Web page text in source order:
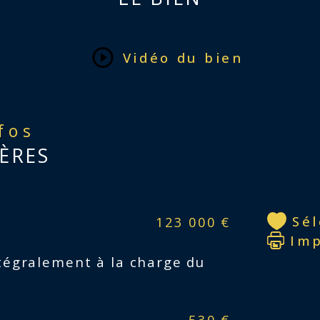
Vidéo du bien
123 000 €
à la charge du